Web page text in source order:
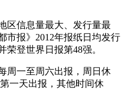
区信息量最大、发行量最
市报》2012年报纸日均发行
荣登世界日报第48强。
周一至周六出报，周日休
一天出报，其他时间休